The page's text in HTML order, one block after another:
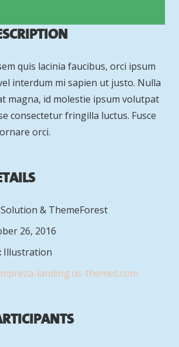
quis lacinia faucibus, orci ipsum
interdum mi sapien ut justo. Nulla
magna, id molestie ipsum volutpat
consectetur fringilla luctus. Fusce
orci.
& ThemeForest
26, 2016
Illustration
landing.us-themes.com